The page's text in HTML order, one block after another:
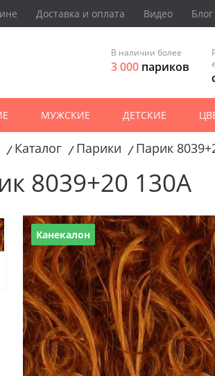
Доставка и оплата Видео Блог
В наличии более
3 000 париков
МУЖСКИЕ ДЕТСКИЕ
/ Каталог / Парики / Парик
8039+20 130A
Канекалон